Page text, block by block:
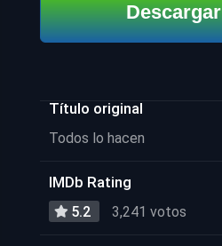
Descargar
Título original
Todos lo hacen
IMDb Rating
5.2 3,241 votos